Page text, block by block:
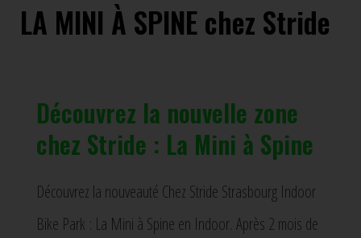
LA MINI À SPINE chez Stride
Découvrez la nouvelle zone
chez Stride : La Mini à Spine
Découvrez la nouveauté Chez Stride Strasbourg Indoor
Bike Park : La Mini à Spine en Indoor. Après 2 mois de